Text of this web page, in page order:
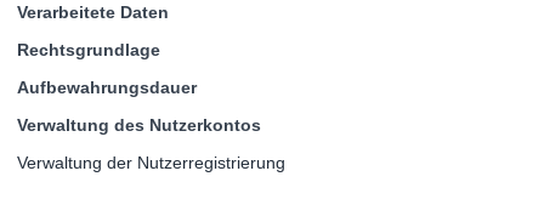
Verarbeitete Daten
Rechtsgrundlage
Aufbewahrungsdauer
Verwaltung des Nutzerkontos
Verwaltung der Nutzerregistrierung